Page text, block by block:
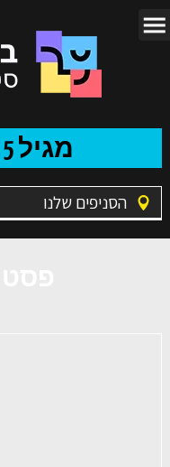
מגיל 5 ועד כיתה יב'
הסניפים שלנו